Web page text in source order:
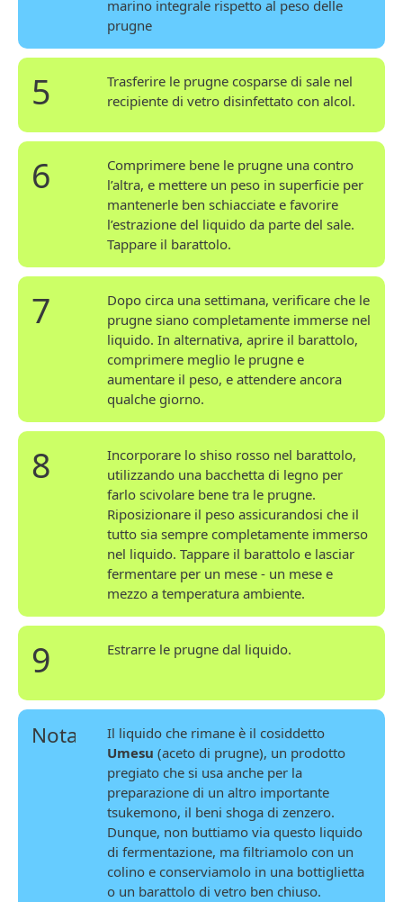
marino integrale rispetto al peso delle
prugne
5
Trasferire le prugne cosparse di sale nel
recipiente di vetro disinfettato con alcol.
6
Comprimere bene le prugne una contro
l’altra, e mettere un peso in superficie per
mantenerle ben schiacciate e favorire
l’estrazione del liquido da parte del sale.
Tappare il barattolo.
7
Dopo circa una settimana, verificare che le
prugne siano completamente immerse nel
liquido. In alternativa, aprire il barattolo,
comprimere meglio le prugne e
aumentare il peso, e attendere ancora
qualche giorno.
8
Incorporare lo shiso rosso nel barattolo,
utilizzando una bacchetta di legno per
farlo scivolare bene tra le prugne.
Riposizionare il peso assicurandosi che il
tutto sia sempre completamente immerso
nel liquido. Tappare il barattolo e lasciar
fermentare per un mese - un mese e
mezzo a temperatura ambiente.
9 Estrarre le prugne dal liquido.
Nota
Il liquido che rimane è il cosiddetto
Umesu (aceto di prugne), un prodotto
pregiato che si usa anche per la
preparazione di un altro importante
tsukemono, il beni shoga di zenzero.
Dunque, non buttiamo via questo liquido
di fermentazione, ma filtriamolo con un
colino e conserviamolo in una bottiglietta
o un barattolo di vetro ben chiuso.